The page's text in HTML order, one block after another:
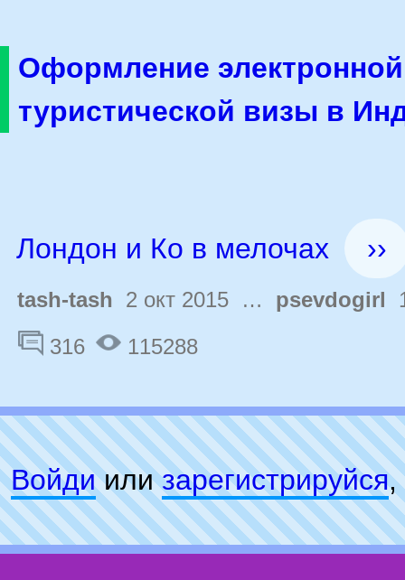
Оформление электронной
туристической визы в
Лондон и Ко в мелочах ››
tash-tash 2 окт 2015 … psevdogirl
316
115288
Войдиилизарeгиcтpируйся,